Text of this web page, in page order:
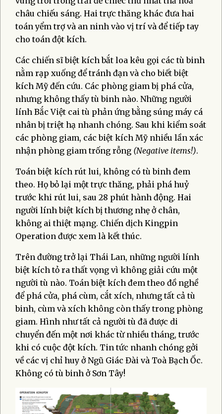
châu chiếu sáng. Hai trực thăng khác đưa hai
toán yểm trợ và an ninh vào vị trí và để tiếp tay
cho toán đột kích.
Các chiến sĩ biệt kích bắt loa kêu gọi các tù binh
nằm rạp xuống để tránh đạn và cho biết biệt
kích Mỹ đến cứu. Các phòng giam bị phá cửa,
nhưng không thấy tù binh nào. Những người
lính Bắc Việt cai tù phản ứng bằng súng máy cá
nhân bị triệt hạ nhanh chóng. Sau khi kiểm soát
các phòng giam, các biệt kích Mỹ nhiều lần xác
nhận phòng giam trống rỗng (Negative items!).
Toán biệt kích rút lui, không có tù binh đem
theo. Họ bỏ lại một trực thăng, phải phá huỷ
trước khi rút lui, sau 28 phút hành động. Hai
người lính biệt kích bị thương nhẹ ở chân,
không ai thiệt mạng. Chiến dịch Kingpin
Operation được xem là kết thúc.
Trên đường trở lại Thái Lan, những người lính
biệt kích tỏ ra thất vọng vì không giải cứu một
người tù nào. Toán biệt kích đem theo đồ nghề
để phá cửa, phá cùm, cắt xích, nhưng tất cả tù
binh, cùm và xích không còn thấy trong phòng
giam. Hình như tất cả người tù đã được di
chuyển đến một nơi khác từ nhiều tháng, trước
khi có cuộc đột kích. Tin tức nhanh chóng gởi
về các vị chỉ huy ở Ngũ Giác Đài và Toà Bạch Ốc.
Không có tù binh ở Sơn Tây!